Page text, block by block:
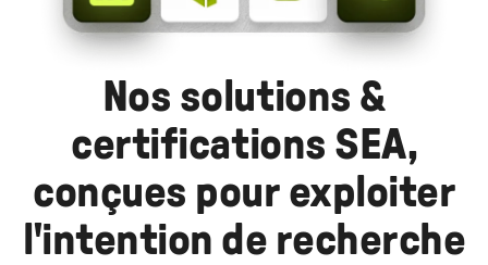
Nos solutions &
certifications SEA,
conçues pour exploiter
l'intention de recherche